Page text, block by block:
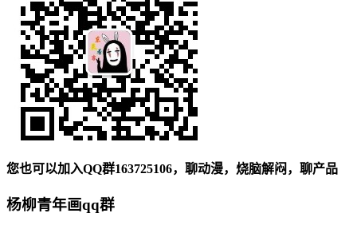
您也可以加入QQ群163725106，聊动漫，烧脑解闷，聊产品
杨柳青年画qq群